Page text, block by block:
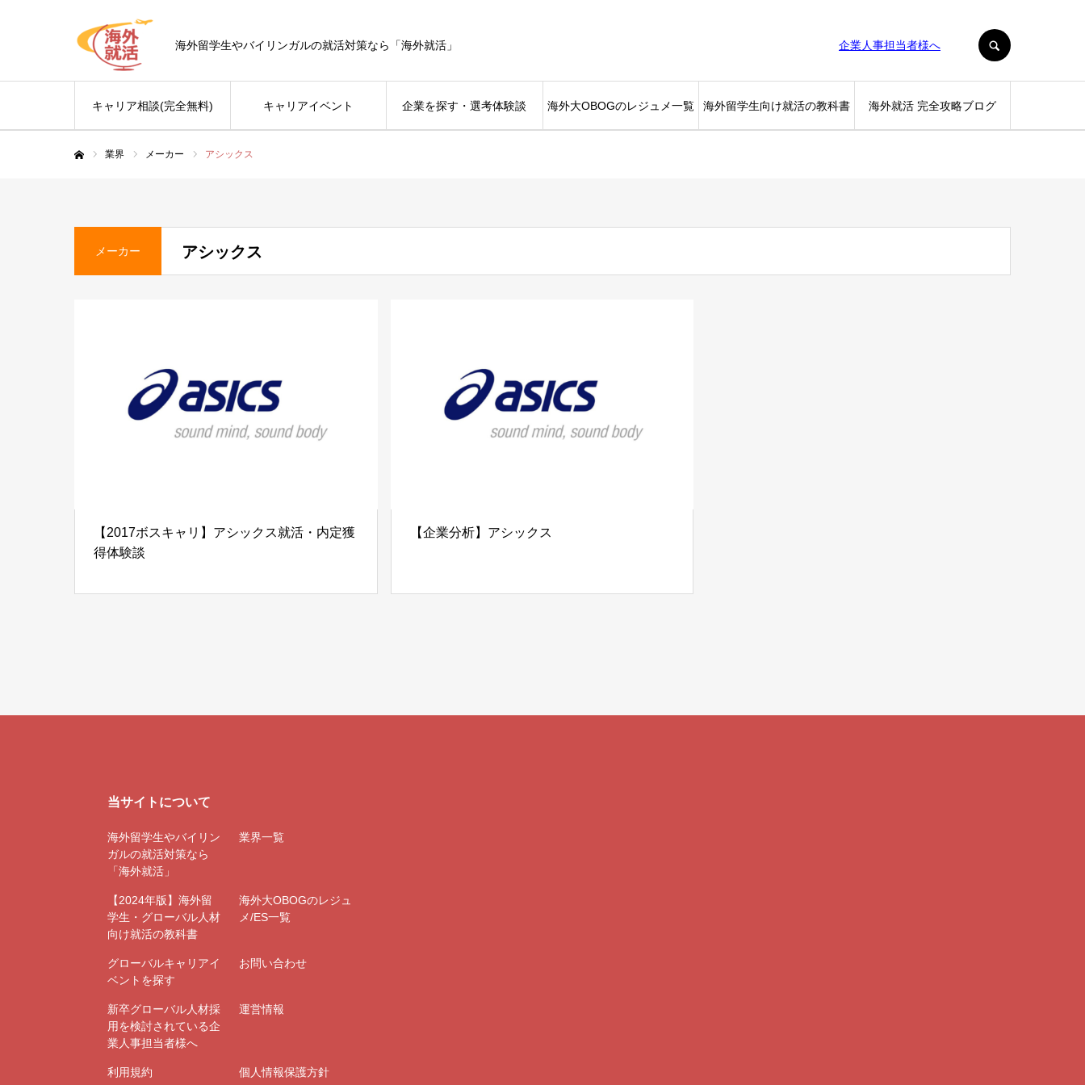
海外留学生やバイリンガルの就活対策なら「海外就活」 企業人事担当者様へ
キャリア相談(完全無料) キャリアイベント 企業を探す・選考体験談 海外大OBOGのレジュメ一覧 海外留学生向け就活の教科書 海外就活 完全攻略ブログ
業界 メーカー アシックス
メーカー アシックス
【2017ボスキャリ】アシックス就活・内定獲
得体験談
【企業分析】アシックス
当サイトについて
海外留学生やバイリン
ガルの就活対策なら
「海外就活」
業界一覧
【2024年版】海外留
学生・グローバル人材
向け就活の教科書
海外大OBOGのレジュ
メ/ES一覧
グローバルキャリアイ
ベントを探す
お問い合わせ
新卒グローバル人材採
用を検討されている企
業人事担当者様へ
運営情報
利用規約 個人情報保護方針